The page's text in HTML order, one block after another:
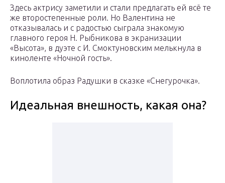
Здесь актрису заметили и стали предлагать ей всё те
же второстепенные роли. Но Валентина не
отказывалась и с радостью сыграла знакомую
главного героя Н. Рыбникова в экранизации
«Высота», в дуэте с И. Смоктуновским мелькнула в
киноленте «Ночной гость».
Воплотила образ Радушки в сказке «Снегурочка».
Идеальная внешность, какая она?